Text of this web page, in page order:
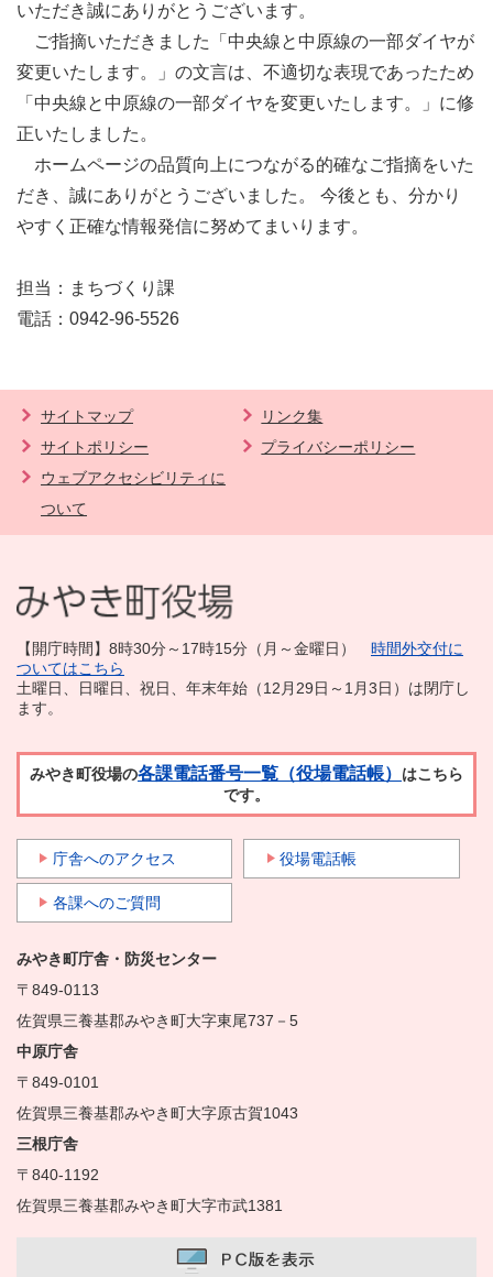
いただき誠にありがとうございます。
ご指摘いただきました「中央線と中原線の一部ダイヤが
変更いたします。」の文言は、不適切な表現であったため
「中央線と中原線の一部ダイヤを変更いたします。」に修
正いたしました。
ホームページの品質向上につながる的確なご指摘をいた
だき、誠にありがとうございました。 今後とも、分かり
やすく正確な情報発信に努めてまいります。
担当：まちづくり課
電話：0942-96-5526
サイトマップ
リンク集
サイトポリシー
プライバシーポリシー
ウェブアクセシビリティに
ついて
【開庁時間】8時30分～17時15分（月～金曜日） 時間外交付に
ついてはこちら
土曜日、日曜日、祝日、年末年始（12月29日～1月3日）は閉庁し
ます。
みやき町役場の各課電話番号一覧（役場電話帳） はこちら
です。
庁舎へのアクセス 役場電話帳
各課へのご質問
みやき町庁舎・防災センター
〒849-0113
佐賀県三養基郡みやき町大字東尾737－5
中原庁舎
〒849-0101
佐賀県三養基郡みやき町大字原古賀1043
三根庁舎
〒840-1192
佐賀県三養基郡みやき町大字市武1381